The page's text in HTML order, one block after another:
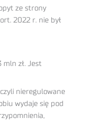
ze strony
2022 r. nie był
mln zł. Jest
nieregulowane
wydaje się pod